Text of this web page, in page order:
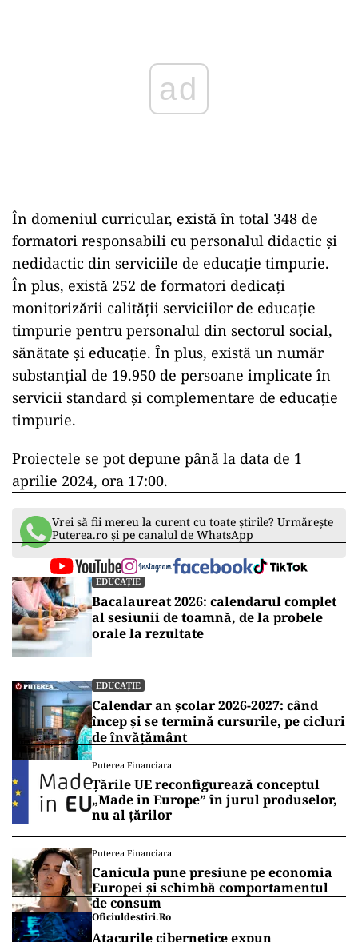
În domeniul curricular, există în total 348 de
formatori responsabili cu personalul didactic și
nedidactic din serviciile de educație timpurie.
În plus, există 252 de formatori dedicați
monitorizării calității serviciilor de educație
timpurie pentru personalul din sectorul social,
sănătate și educație. În plus, există un număr
substanțial de 19.950 de persoane implicate în
servicii standard și complementare de educație
timpurie.
Proiectele se pot depune până la data de 1
aprilie 2024, ora 17:00.
Vrei să fii mereu la curent cu toate știrile? Urmărește
Puterea.ro și pe canalul de WhatsApp
EDUCAȚIE
Bacalaureat 2026: calendarul complet
al sesiunii de toamnă, de la probele
orale la rezultate
EDUCAȚIE
Calendar an școlar 2026-2027: când
încep și se termină cursurile, pe cicluri
de învățământ
Puterea Financiara
Țările UE reconfigurează conceptul
„Made in Europe” în jurul produselor,
nu al țărilor
Puterea Financiara
Canicula pune presiune pe economia
Europei și schimbă comportamentul
de consum
Oficiuldestiri.ro
Atacurile cibernetice expun